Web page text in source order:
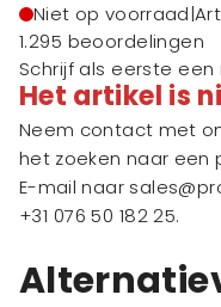
Niet op voorraad|
1.295 beoordelingen
Schrijf als eerste een
Het artikel is
Neem contact met
het zoeken naar een
E-mail naar
+31 076 50 182 25.